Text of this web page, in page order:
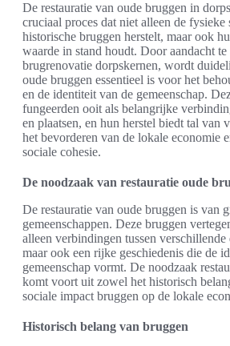
De restauratie van oude bruggen in
cruciaal proces dat niet alleen de fysieke
historische bruggen herstelt, maar ook
waarde in stand houdt. Door aandacht te
brugrenovatie dorpskernen, wordt
oude bruggen essentieel is voor het
en de identiteit van de gemeenschap.
fungeerden ooit als belangrijke
en plaatsen, en hun herstel biedt tal van
het bevorderen van de lokale economie
sociale cohesie.
De noodzaak van restauratie oude
De restauratie van oude bruggen is van
gemeenschappen. Deze bruggen
alleen verbindingen tussen verschillende
maar ook een rijke geschiedenis die de
gemeenschap vormt. De noodzaak
komt voort uit zowel het historisch
sociale impact bruggen op de lokale
Historisch belang van bruggen